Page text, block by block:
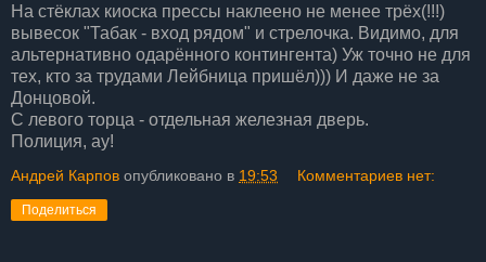
На стёклах киоска прессы наклеено не менее трёх(!!!)
вывесок "Табак - вход рядом" и стрелочка. Видимо, для
альтернативно одарённого контингента) Уж точно не для
тех, кто за трудами Лейбница пришёл))) И даже не за
Донцовой.
С левого торца - отдельная железная дверь.
Полиция, ау!
Андрей Карпов опубликовано в 19:53 Комментариев нет:
Поделиться